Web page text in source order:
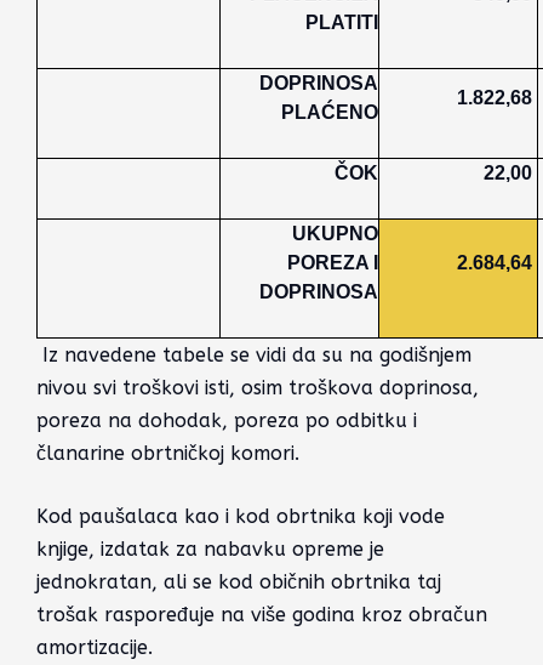
PLATITI
DOPRINOSA
PLAĆENO
1.822,68
ČOK 22,00
UKUPNO
POREZA I
DOPRINOSA
2.684,64
Iz navedene tabele se vidi da su na godišnjem
nivou svi troškovi isti, osim troškova doprinosa,
poreza na dohodak, poreza po odbitku i
članarine obrtničkoj komori.
Kod paušalaca kao i kod obrtnika koji vode
knjige, izdatak za nabavku opreme je
jednokratan, ali se kod običnih obrtnika taj
trošak raspoređuje na više godina kroz obračun
amortizacije.